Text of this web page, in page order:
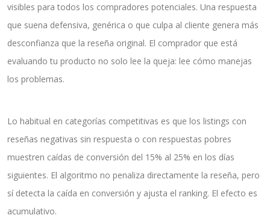
visibles para todos los compradores potenciales. Una respuesta
que suena defensiva, genérica o que culpa al cliente genera más
desconfianza que la reseña original. El comprador que está
evaluando tu producto no solo lee la queja: lee cómo manejas
los problemas.
Lo habitual en categorías competitivas es que los listings con
reseñas negativas sin respuesta o con respuestas pobres
muestren caídas de conversión del 15% al 25% en los días
siguientes. El algoritmo no penaliza directamente la reseña, pero
sí detecta la caída en conversión y ajusta el ranking. El efecto es
acumulativo.